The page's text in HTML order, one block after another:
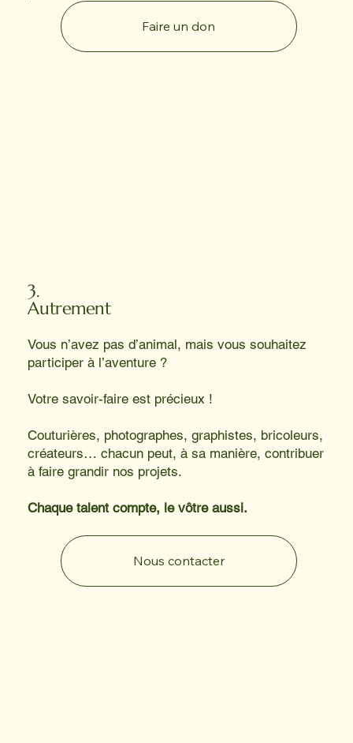
Faire un don
3.
Autrement
Vous n’avez pas d’animal, mais vous souhaitez
participer à l’aventure ?
Votre savoir-faire est précieux !
Couturières, photographes, graphistes, bricoleurs,
créateurs… chacun peut, à sa manière, contribuer
à faire grandir nos projets.
Chaque talent compte, le vôtre aussi.
Nous contacter